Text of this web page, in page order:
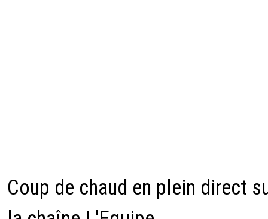
Coup de chaud en plein direct